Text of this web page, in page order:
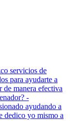
servicios de
para ayudarte a
de manera efectiva
-
ayudando a
dedico yo mismo a